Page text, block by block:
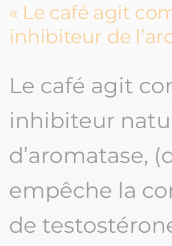
Le café agit
inhibiteur de
Le café agit
inhibiteur
d’aromatase,
empêche la
de